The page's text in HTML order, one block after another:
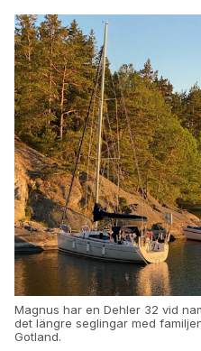
Magnus har en Dehler 32 vid
det längre seglingar med
Gotland.